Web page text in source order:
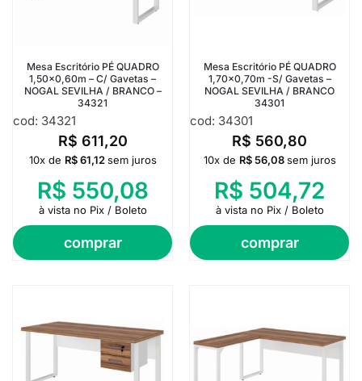
Mesa Escritório PÉ QUADRO
1,50×0,60m – C/ Gavetas –
NOGAL SEVILHA / BRANCO –
34321
cod: 34321
R$ 611,20
comprar
10x de R$61,12 sem juros
R$ 550,08
à vista no Pix / Boleto
Mesa Escritório PÉ QUADRO
1,70×0,70m -S/ Gavetas –
NOGAL SEVILHA / BRANCO
34301
cod: 34301
R$ 560,80
comprar
10x de R$56,08 sem juros
R$ 504,72
à vista no Pix / Boleto